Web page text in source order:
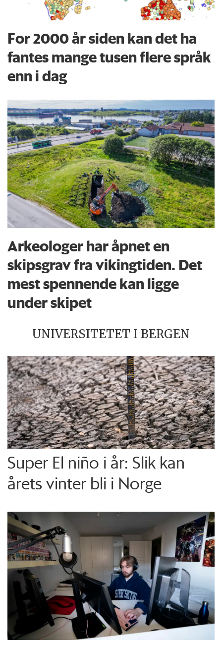
For 2000 år siden kan det ha
fantes mange tusen flere språk
enn i dag
Arkeologer har åpnet en
skipsgrav fra vikingtiden. Det
mest spennende kan ligge
under skipet
UNIVERSITETET I BERGEN
Super El niño i år: Slik kan
årets vinter bli i Norge